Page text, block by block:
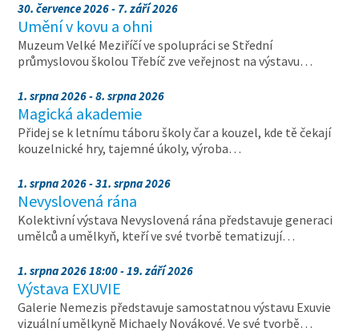
30. července 2026 - 7. září 2026
Umění v kovu a ohni
Muzeum Velké Meziříčí ve spolupráci se Střední
průmyslovou školou Třebíč zve veřejnost na výstavu…
1. srpna 2026 - 8. srpna 2026
Magická akademie
Přidej se k letnímu táboru školy čar a kouzel, kde tě čekají
kouzelnické hry, tajemné úkoly, výroba…
1. srpna 2026 - 31. srpna 2026
Nevyslovená rána
Kolektivní výstava Nevyslovená rána představuje generaci
umělců a umělkyň, kteří ve své tvorbě tematizují…
1. srpna 2026 18:00 - 19. září 2026
Výstava EXUVIE
Galerie Nemezis představuje samostatnou výstavu Exuvie
vizuální umělkyně Michaely Novákové. Ve své tvorbě…